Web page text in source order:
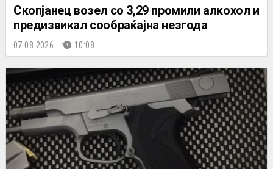
Скопјанец возел со 3,29 промили алкохол и
предизвикал сообраќајна незгода
07.08.2026. 10:08